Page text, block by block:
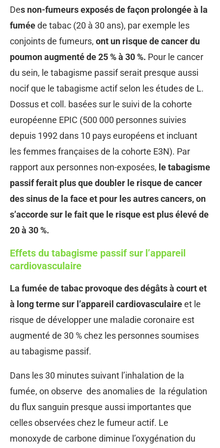
Des non-fumeurs exposés de façon prolongée à la
fuméede tabac (20 à 30 ans), par exemple les
conjoints de fumeurs, ont un risque de cancer du
poumon augmenté de 25 % à 30 %. Pour le cancer
du sein, le tabagisme passif serait presque aussi
nocif que le tabagisme actif selon les études de L.
Dossus et coll. basées sur le suivi de la cohorte
européenne EPIC (500 000 personnes suivies
depuis 1992 dans 10 pays européens et incluant
les femmes françaises de la cohorte E3N). Par
rapport aux personnes non-exposées, le tabagisme
passif ferait plus que doubler le risque de cancer
des sinus de la face et pour les autres cancers, on
s’accorde sur le fait que le risque est plus élevé de
20 à 30 %.
Effets du tabagisme passif sur l’appareil
cardiovasculaire
La fumée de tabac provoque des dégâts à court et
à long terme sur l’appareil cardiovasculaireet le
risque de développer une maladie coronaire est
augmenté de 30 % chez les personnes soumises
au tabagisme passif.
Dans les 30 minutes suivant l’inhalation de la
fumée, on observe des anomalies de la régulation
du flux sanguin presque aussi importantes que
celles observées chez le fumeur actif. Le
monoxyde de carbone diminue l’oxygénation du